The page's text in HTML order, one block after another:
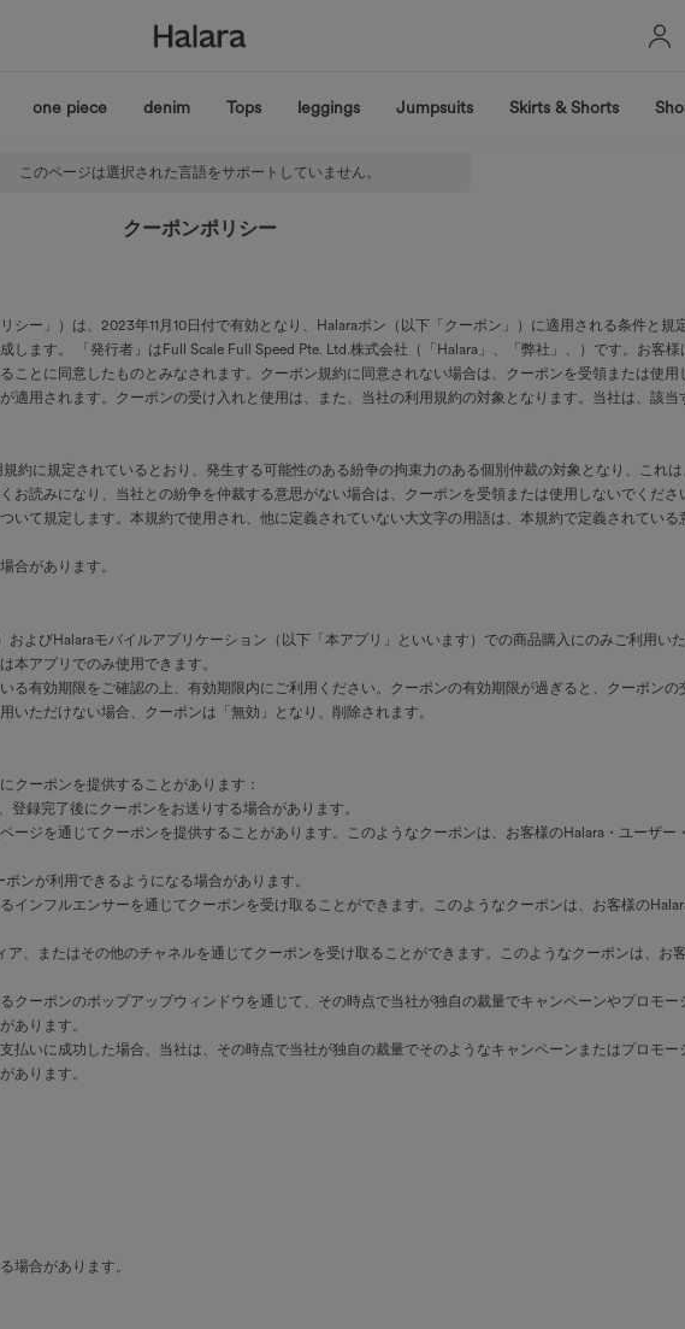
one piece denim Tops leggings Jumpsuits Skirts & Shorts
このページは選択された言語をサポートしていません。
クーポンポリシー
シー」）は、2023年11月10日付で有効となり、Halaraポン（以下「クーポン」）に適用される条件と規
ます。 「発行者」はFull Scale Full Speed Pte. Ltd.株式会社（「Halara」、「弊社」、）です。お客様
ことに同意したものとみなされます。クーポン規約に同意されない場合は、クーポンを受領または使用
適用されます。クーポンの受け入れと使用は、また、当社の利用規約の対象となります。当社は、該当
約に規定されているとおり、発生する可能性のある紛争の拘束力のある個別仲裁の対象となり、これ
読みになり、当社との紛争を仲裁する意思がない場合は、クーポンを受領または使用しないでくださ
いて規定します。本規約で使用され、他に定義されていない大文字の用語は、本規約で定義されている
合があります。
およびHalaraモバイルアプリケーション（以下「本アプリ」といいます）での商品購入にのみご利用い
本アプリでのみ使用できます。
る有効期限をご確認の上、有効期限内にご利用ください。クーポンの有効期限が過ぎると、クーポンの
ただけない場合、クーポンは「無効」となり、削除されます。
クーポンを提供することがあります：
録完了後にクーポンをお送りする場合があります。
ージを通じてクーポンを提供することがあります。このようなクーポンは、お客様のHalara・ユーザー
ンが利用できるようになる場合があります。
インフルエンサーを通じてクーポンを受け取ることができます。このようなクーポンは、お客様の
、またはその他のチャネルを通じてクーポンを受け取ることができます。このようなクーポンは、お
クーポンのポップアップウィンドウを通じて、その時点で当社が独自の裁量でキャンペーンやプロモー
あります。
払いに成功した場合、当社は、その時点で当社が独自の裁量でそのようなキャンペーンまたはプロモー
あります。
場合があります。